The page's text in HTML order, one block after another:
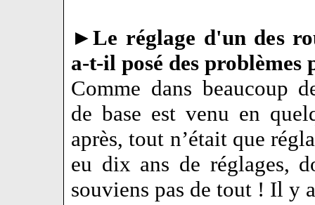
►Le réglage d'un des
a-t-il posé des
Comme dans beaucoup
de base est venu en
après, tout n’était que
eu dix ans de réglages,
souviens pas de tout ! Il y